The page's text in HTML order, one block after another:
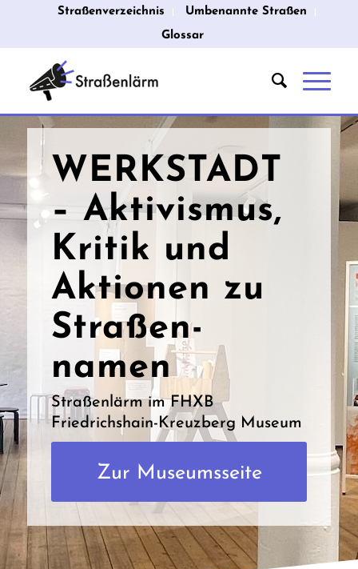
Straßenverzeichnis
Umbenannte Straßen
Glossar
WERKSTADT
– Aktivismus,
Kritik und
Aktionen zu
Straßen­
namen
Straßenlärm im FHXB
Friedrichshain-Kreuzberg Museum
Zur Museumsseite